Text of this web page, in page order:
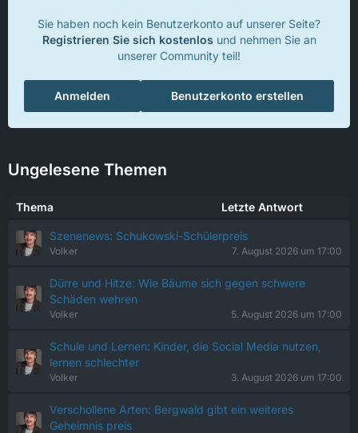
Sie haben noch kein Benutzerkonto auf unserer Seite?
Registrieren Sie sich kostenlos und nehmen Sie an
unserer Community teil!
Benutzerkonto erstellen
Anmelden
Ungelesene Themen
Thema Letzte Antwort
Szenenews: Schukowski-Schülerpreis
Volker 7. August 2026 um 17:00
Dürre und Hitze: Wie Bäume sich gegen schwere
Schäden wehren
Volker 5. August 2026 um 17:00
Schule und Lernen: Kinder, die Social Media nutzen,
lernen schlechter
Volker 3. August 2026 um 17:00
Verschollene Arten: Bergwald gibt ein weiteres
Geheimnis preis